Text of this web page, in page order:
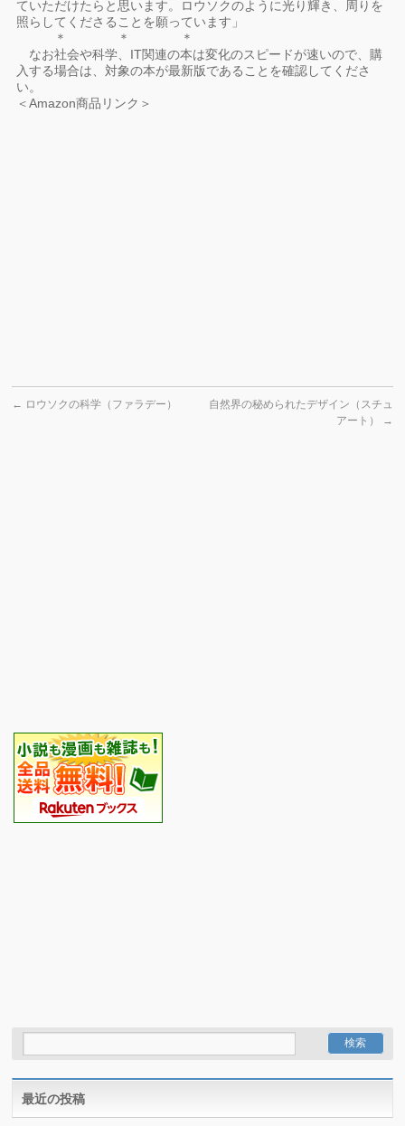
ていただけたらと思います。ロウソクのように光り輝き、周りを
照らしてくださることを願っています」
＊ ＊ ＊
なお社会や科学、IT関連の本は変化のスピードが速いので、購
入する場合は、対象の本が最新版であることを確認してくださ
い。
＜Amazon商品リンク＞
← ロウソクの科学（ファラデー）
自然界の秘められたデザイン（スチュ
アート）
→
最近の投稿